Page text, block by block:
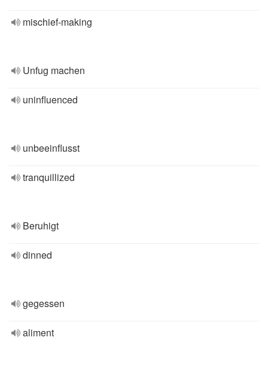
mischief-making
Unfug machen
uninfluenced
unbeeinflusst
tranquillized
Beruhigt
dinned
gegessen
aliment